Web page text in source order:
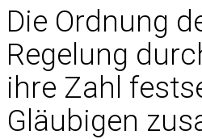
Die Ordnung
Regelung
ihre Zahl
Gläubigen